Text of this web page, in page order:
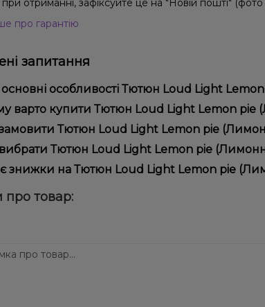
отриманні, зафіксуйте це на "Новій пошті"
про гарантію
запитання
основні особливості Тютюн Loud Light
Loud Light Lemon pie (Лимонний Пиріг, 200 г)
варто купити Тютюн Loud Light Lemon pie
тільки оригінальну продукцію, широкий
акції та знижки для клієнтів!
Тютюн Loud Light Lemon pie
замовлення можна в кілька кліків:
Додайте Тютюн Loud Light Lemon pie (Лимонний
Виберіть зручний спосіб оплати та доставки.
Тютюн Loud Light Lemon pie
залежить від ваших уподобань – наприклад, якщо
– потужність та смак. Наші менеджери допоможуть
знижки на Тютюн Loud Light Lemon pie
телеграм-каналі, щоб не проґавити вигідні
про товар: